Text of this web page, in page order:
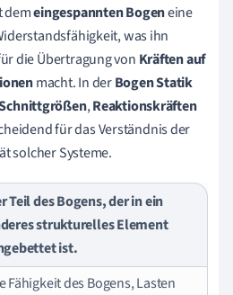
demeingespannten Bogeneine
was ihn
die Übertragung von Kräften auf
macht. In derBogen Statik
,Reaktionskräften
für das Verständnis der
solcher Systeme.
Teil des Bogens, der in ein
strukturelles Element
ist.
Fähigkeit des Bogens, Lasten